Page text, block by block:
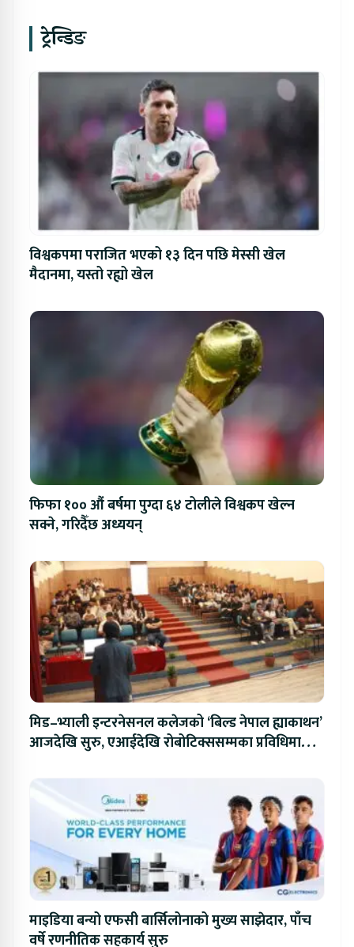
ट्रेन्डिङ
विश्वकपमा पराजित भएको १३ दिन पछि मेस्सी खेल
मैदानमा, यस्तो रह्यो खेल
फिफा १०० औं बर्षमा पुग्दा ६४ टोलीले विश्वकप खेल्न
सक्ने, गरिदैँछ अध्ययन्
मिड–भ्याली इन्टरनेसनल कलेजको ‘बिल्ड नेपाल ह्याकाथन’
आजदेखि सुरु, एआईदेखि रोबोटिक्ससम्मका प्रविधिमा
माइडिया बन्यो एफसी बार्सिलोनाको मुख्य साझेदार, पाँच
वर्षे रणनीतिक सहकार्य सुरु